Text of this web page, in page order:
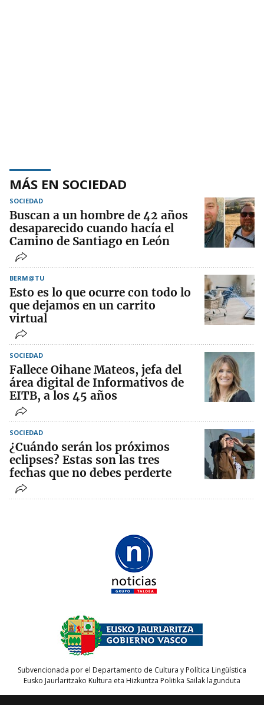
MÁS EN SOCIEDAD
SOCIEDAD
Buscan a un hombre de 42 años
desaparecido cuando hacía el
Camino de Santiago en León
BERM@TU
Esto es lo que ocurre con todo lo
que dejamos en un carrito
virtual
SOCIEDAD
Fallece Oihane Mateos, jefa del
área digital de Informativos de
EITB, a los 45 años
SOCIEDAD
¿Cuándo serán los próximos
eclipses? Estas son las tres
fechas que no debes perderte
Subvencionada por el Departamento de Cultura y Política Lingüística
Eusko Jaurlaritzako Kultura eta Hizkuntza Politika Sailak lagunduta